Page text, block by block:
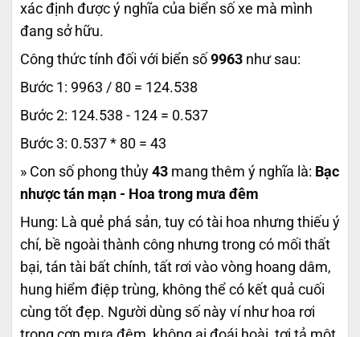
xác định được ý nghĩa của biển số xe mà mình
đang sở hữu.
Công thức tính đối với biển số 9963 như sau:
Bước 1: 9963 / 80 = 124.538
Bước 2: 124.538 - 124 = 0.537
Bước 3: 0.537 * 80 = 43
» Con số phong thủy 43 mang thêm ý nghĩa là: Bạc
nhược tán mạn - Hoa trong mưa đêm
Hung: Là quẻ phá sản, tuy có tài hoa nhưng thiếu ý
chí, bề ngoài thành công nhưng trong có mối thất
bại, tán tài bất chính, tất rơi vào vòng hoang dâm,
hung hiểm điệp trùng, không thể có kết quả cuối
cùng tốt đẹp. Người dùng số này ví như hoa rơi